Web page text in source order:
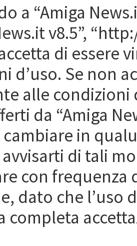
a “Amiga
v8.5”,
di essere
d’uso. Se non
alle condizioni
da “Amiga
in
di tali
con frequenza
dato che l’uso
completa